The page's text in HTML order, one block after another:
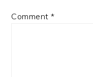
Comment*